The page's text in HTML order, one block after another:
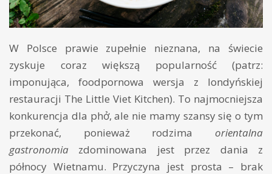
W Polsce prawie zupełnie nieznana, na świecie
zyskuje coraz większą popularność (patrz:
imponująca, foodpornowa wersja z londyńskiej
restauracji The Little Viet Kitchen). To najmocniejsza
konkurencja dla phở, ale nie mamy szansy się o tym
przekonać, ponieważ rodzima orientalna
gastronomia zdominowana jest przez dania z
północy Wietnamu. Przyczyna jest prosta – brak